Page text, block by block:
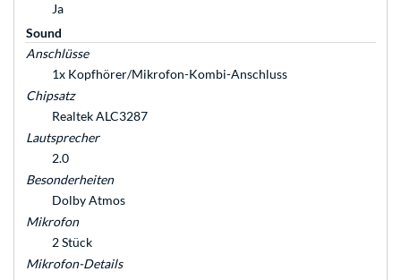
Ja
Sound
Anschlüsse
1x Kopfhörer/Mikrofon-Kombi-Anschluss
Chipsatz
Realtek ALC3287
Lautsprecher
2.0
Besonderheiten
Dolby Atmos
Mikrofon
2 Stück
Mikrofon-Details